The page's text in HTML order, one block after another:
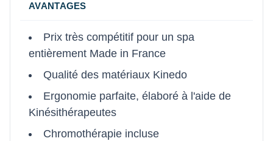
AVANTAGES
Prix très compétitif pour un spa
entièrement Made in France
Qualité des matériaux Kinedo
Ergonomie parfaite, élaboré à l'aide de
Kinésithérapeutes
Chromothérapie incluse